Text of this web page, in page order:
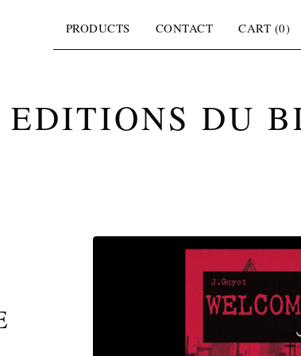
PRODUCTS CONTACT CART (0)
DU